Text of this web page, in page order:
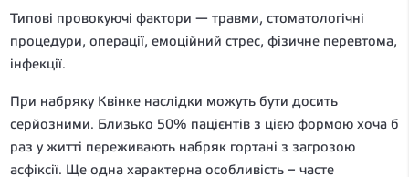
Типові провокуючі фактори — травми, стоматологічні
процедури, операції, емоційний стрес, фізичне перевтома,
інфекції.
При набряку Квінке наслідки можуть бути досить
серйозними. Близько 50% пацієнтів з цією формою хоча б
раз у житті переживають набряк гортані з загрозою
асфіксії. Ще одна характерна особливість – часте